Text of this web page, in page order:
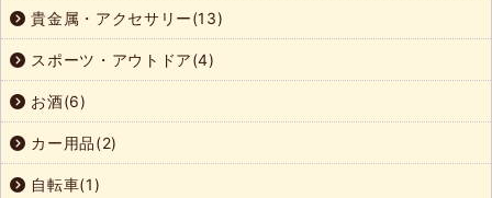
貴金属・アクセサリー(13)
スポーツ・アウトドア(4)
お酒(6)
カー用品(2)
自転車(1)